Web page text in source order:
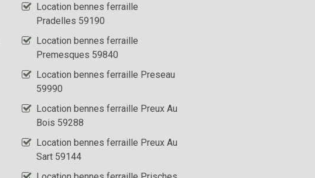
Location bennes ferraille
Pradelles 59190
Location bennes ferraille
Premesques 59840
Location bennes ferraille Preseau
59990
Location bennes ferraille Preux Au
Bois 59288
Location bennes ferraille Preux Au
Sart 59144